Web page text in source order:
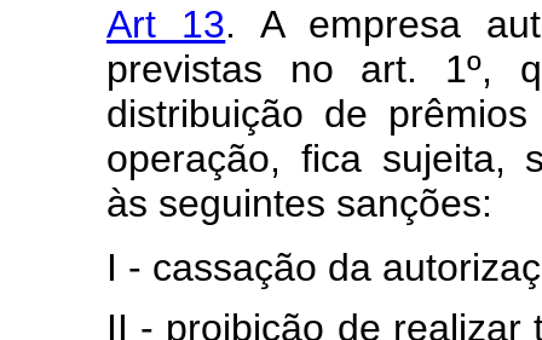
Art 13. A empresa
previstas no art. 1º,
distribuição de
operação, fica sujeita,
às seguintes sanções:
I - cassação da
II - proibição de realizar